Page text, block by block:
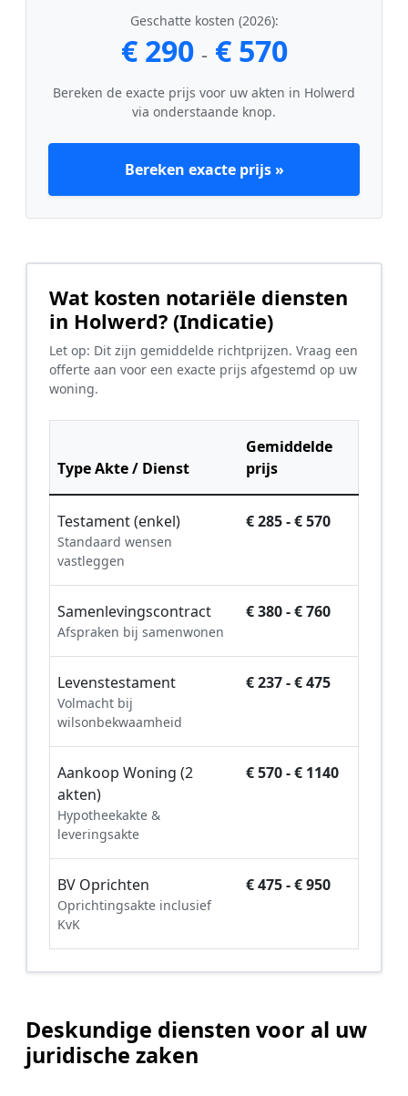
Geschatte kosten (2026):
€ 290 - € 570
Bereken de exacte prijs voor uw akten in Holwerd
via onderstaande knop.
Bereken exacte prijs »
Wat kosten notariële diensten
in Holwerd? (Indicatie)
Let op: Dit zijn gemiddelde richtprijzen. Vraag een
offerte aan voor een exacte prijs afgestemd op uw
woning.
Type Akte / Dienst
Gemiddelde
prijs
Testament (enkel)
Standaard wensen
vastleggen
€ 285 - € 570
Samenlevingscontract
Afspraken bij samenwonen
€ 380 - € 760
Levenstestament
Volmacht bij
wilsonbekwaamheid
€ 237 - € 475
Aankoop Woning (2
akten)
Hypotheekakte &
leveringsakte
€ 570 - € 1140
BV Oprichten
Oprichtingsakte inclusief
KvK
€ 475 - € 950
Deskundige diensten voor al uw
juridische zaken